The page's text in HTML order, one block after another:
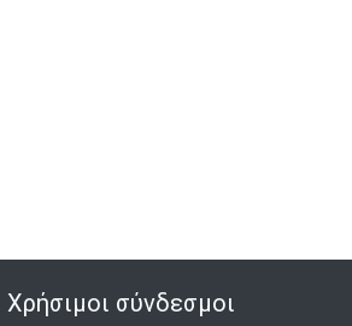
Χρήσιμοι σύνδεσμοι